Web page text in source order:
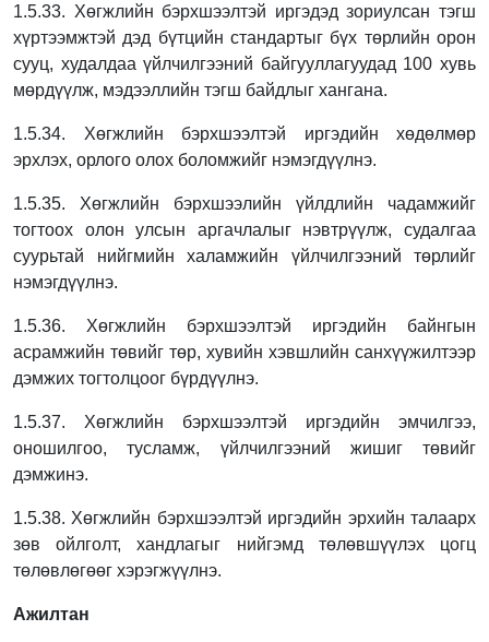
1.5.33. Хөгжлийн бэрхшээлтэй иргэдэд зориулсан тэгш
хүртээмжтэй дэд бүтцийн стандартыг бүх төрлийн орон
сууц, худалдаа үйлчилгээний байгууллагуудад 100 хувь
мөрдүүлж, мэдээллийн тэгш байдлыг хангана.
1.5.34. Хөгжлийн бэрхшээлтэй иргэдийн хөдөлмөр
эрхлэх, орлого олох боломжийг нэмэгдүүлнэ.
1.5.35. Хөгжлийн бэрхшээлийн үйлдлийн чадамжийг
тогтоох олон улсын аргачлалыг нэвтрүүлж, судалгаа
суурьтай нийгмийн халамжийн үйлчилгээний төрлийг
нэмэгдүүлнэ.
1.5.36. Хөгжлийн бэрхшээлтэй иргэдийн байнгын
асрамжийн төвийг төр, хувийн хэвшлийн санхүүжилтээр
дэмжих тогтолцоог бүрдүүлнэ.
1.5.37. Хөгжлийн бэрхшээлтэй иргэдийн эмчилгээ,
оношилгоо, тусламж, үйлчилгээний жишиг төвийг
дэмжинэ.
1.5.38. Хөгжлийн бэрхшээлтэй иргэдийн эрхийн талаарх
зөв ойлголт, хандлагыг нийгэмд төлөвшүүлэх цогц
төлөвлөгөөг хэрэгжүүлнэ.
Ажилтан